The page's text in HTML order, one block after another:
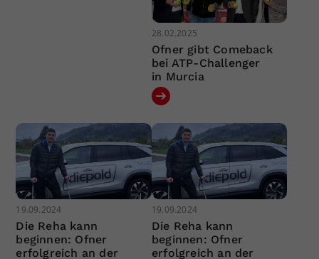
28.02.2025
Ofner gibt Comeback
bei ATP-Challenger
in Murcia
19.09.2024
Die Reha kann
beginnen: Ofner
erfolgreich an der
19.09.2024
Die Reha kann
beginnen: Ofner
erfolgreich an der